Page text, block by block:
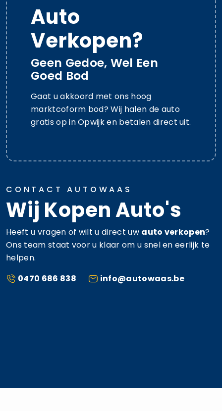
Auto
Verkopen?
Geen Gedoe, Wel Een
Goed Bod
Gaat u akkoord met ons hoog
marktcoform bod? Wij halen de auto
gratis op in Opwijk en betalen direct uit.
CONTACT AUTOWAAS
Wij Kopen Auto's
Heeft u vragen of wilt u direct uw auto verkopen?
Ons team staat voor u klaar om u snel en eerlijk te
helpen.
0470 686 838
info@autowaas.be